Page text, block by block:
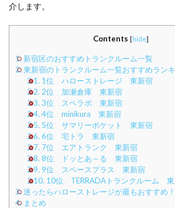
介します。
Contents [hide]
1. 新宿区のおすすめトランクルーム一覧
2.東新宿のトランクルーム一覧おすすめラン
2.1. 1位 ハローストレージ 東新宿
2.2. 2位 加瀬倉庫 東新宿
2.3. 3位 スペラボ 東新宿
2.4. 4位 minikura 東新宿
2.5. 5位 サマリーポケット 東新宿
2.6. 6位 宅トラ 東新宿
2.7. 7位 エアトランク 東新宿
2.8. 8位 ドッとあ～る 東新宿
2.9. 9位 スペースプラス 東新宿
2.10. 10位 TERRADAトランクルーム 東
3.迷ったらハローストレージが最もおすすめ！
4. まとめ